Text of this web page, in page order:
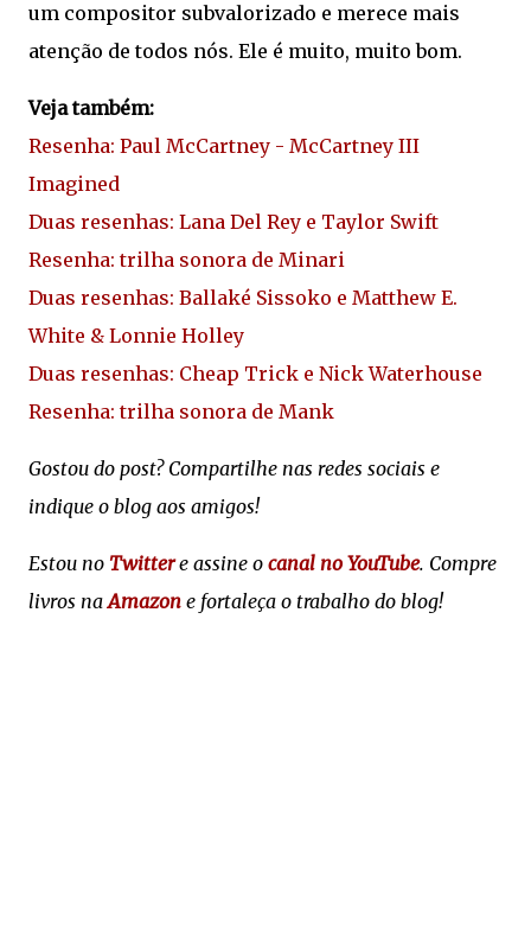
um compositor subvalorizado e merece mais
atenção de todos nós. Ele é muito, muito bom.
Veja também:
Resenha: Paul McCartney - McCartney III
Imagined
Duas resenhas: Lana Del Rey e Taylor Swift
Resenha: trilha sonora de Minari
Duas resenhas: Ballaké Sissoko e Matthew E.
White & Lonnie Holley
Duas resenhas: Cheap Trick e Nick Waterhouse
Resenha: trilha sonora de Mank
Gostou do post? Compartilhe nas redes sociais e
indique o blog aos amigos!
Estou no Twittere assine o canal no YouTube. Compre
livros naAmazon e fortaleça o trabalho do blog!